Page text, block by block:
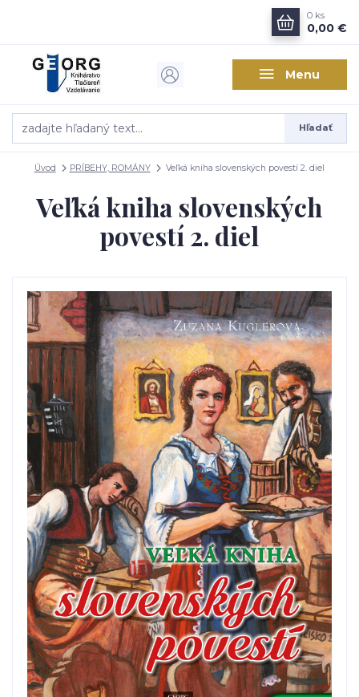
Menu
Hľadať
0 ks
0,00 €
Úvod PRÍBEHY, ROMÁNY Veľká kniha slovenských povestí 2. diel
Veľká kniha slovenských
povestí 2. diel